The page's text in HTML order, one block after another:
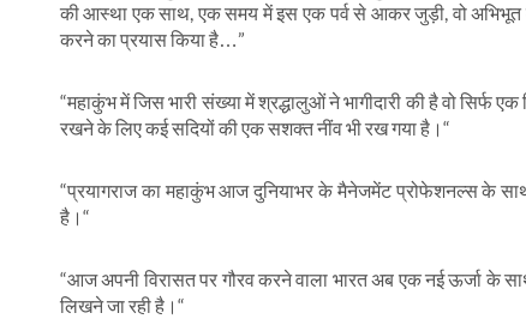
की आस्था एक साथ, एक समय में इस एक पर्व से आकर जुड़ी, वो अभिभूत
करने का प्रयास किया है…”
“महाकुंभ में जिस भारी संख्या में श्रद्धालुओं ने भागीदारी की है वो सिर्फ
रखने के लिए कई सदियों की एक सशक्त नींव भी रख गया है।“
“प्रयागराज का महाकुंभ आज दुनियाभर के मैनेजमेंट प्रोफेशनल्स के साथ
है।“
“आज अपनी विरासत पर गौरव करने वाला भारत अब एक नई ऊर्जा के
लिखने जा रही है।“